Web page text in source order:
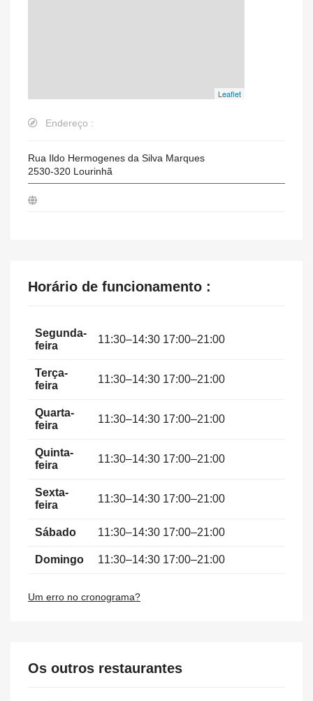
Leaflet
Endereço :
Rua Ildo Hermogenes da Silva Marques
2530-320 Lourinhã
Horário de funcionamento :
Segunda-
feira
11:30–14:30 17:00–21:00
Terça-
feira
11:30–14:30 17:00–21:00
Quarta-
feira
11:30–14:30 17:00–21:00
Quinta-
feira
11:30–14:30 17:00–21:00
Sexta-
feira
11:30–14:30 17:00–21:00
Sábado 11:30–14:30 17:00–21:00
Domingo 11:30–14:30 17:00–21:00
Um erro no cronograma?
Os outros restaurantes